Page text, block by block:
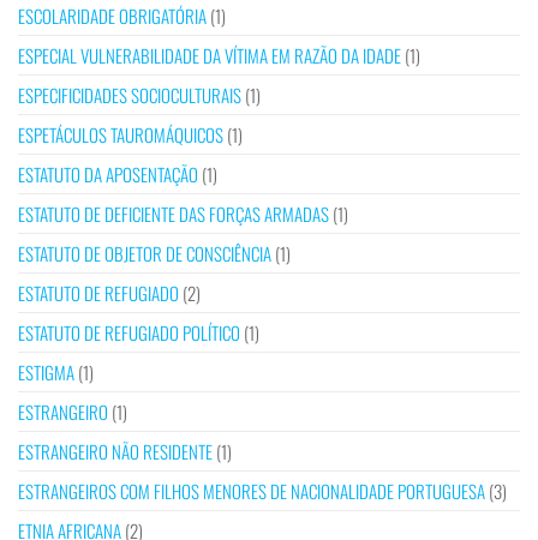
ESCOLARIDADE OBRIGATÓRIA(1)
ESPECIAL VULNERABILIDADE DA VÍTIMA EM RAZÃO DA IDADE(1)
ESPECIFICIDADES SOCIOCULTURAIS(1)
ESPETÁCULOS TAUROMÁQUICOS(1)
ESTATUTO DA APOSENTAÇÃO (1)
ESTATUTO DE DEFICIENTE DAS FORÇAS ARMADAS(1)
ESTATUTO DE OBJETOR DE CONSCIÊNCIA(1)
ESTATUTO DE REFUGIADO (2)
ESTATUTO DE REFUGIADO POLÍTICO (1)
ESTIGMA(1)
ESTRANGEIRO (1)
ESTRANGEIRO NÃO RESIDENTE(1)
ESTRANGEIROS COM FILHOS MENORES DE NACIONALIDADE PORTUGUESA(3)
ETNIA AFRICANA(2)